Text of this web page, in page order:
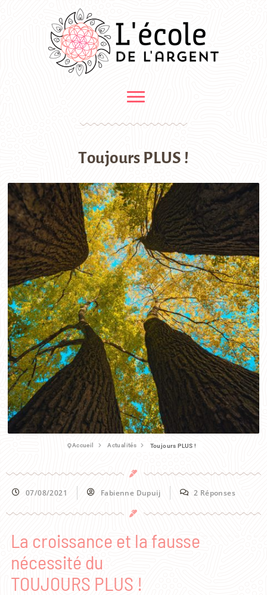
Toujours PLUS !
Accueil Actualités Toujours PLUS !
07/08/2021 Fabienne Dupuij 2 Réponses
La croissance et la fausse
nécessité du
TOUJOURS PLUS !